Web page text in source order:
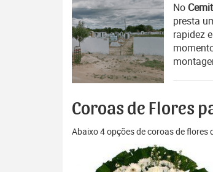
No
presta
rapidez
Coroas de Flores
Abaixo 4 opções de coroas de